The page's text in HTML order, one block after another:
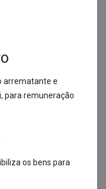
arrematante e
para remuneração
os bens para